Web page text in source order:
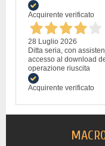
Acquirente verificato
28 Luglio 2026
Ditta seria, con
accesso al download
operazione riuscita
Acquirente verificato